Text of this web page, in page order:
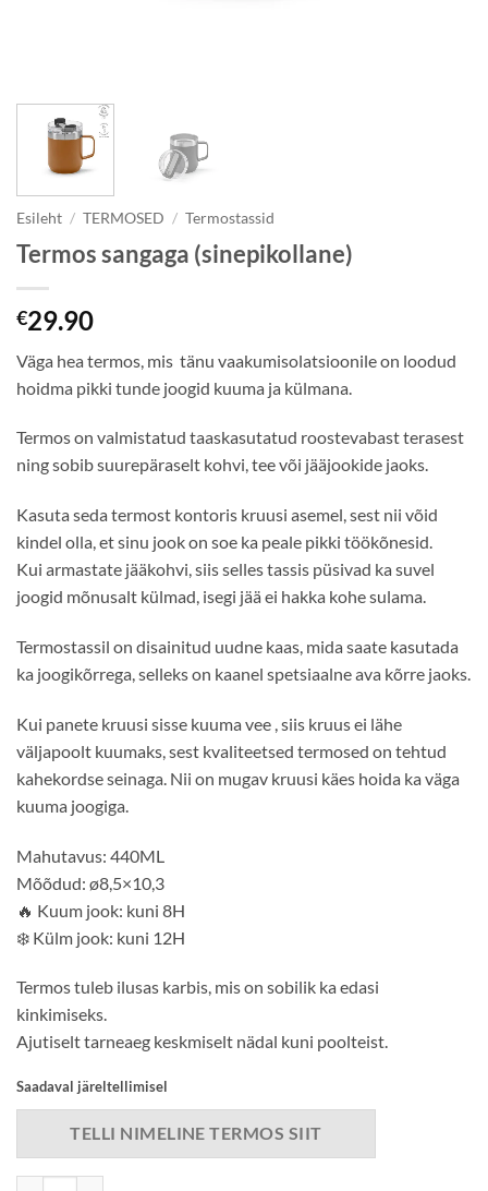
Esileht / TERMOSED / Termostassid
Termos sangaga (sinepikollane)
€29.90
Väga hea termos, mis tänu vaakumisolatsioonile on loodud
hoidma pikki tunde joogid kuuma ja külmana.
Termos on valmistatud taaskasutatud roostevabast terasest
ning sobib suurepäraselt kohvi, tee või jääjookide jaoks.
Kasuta seda termost kontoris kruusi asemel, sest nii võid
kindel olla, et sinu jook on soe ka peale pikki töökõnesid.
Kui armastate jääkohvi, siis selles tassis püsivad ka suvel
joogid mõnusalt külmad, isegi jää ei hakka kohe sulama.
Termostassil on disainitud uudne kaas, mida saate kasutada
ka joogikõrrega, selleks on kaanel spetsiaalne ava kõrre jaoks.
Kui panete kruusi sisse kuuma vee , siis kruus ei lähe
väljapoolt kuumaks, sest kvaliteetsed termosed on tehtud
kahekordse seinaga. Nii on mugav kruusi käes hoida ka väga
kuuma joogiga.
Mahutavus: 440ML
Mõõdud: ø8,5×10,3
🔥 Kuum jook: kuni 8H
❄️ Külm jook: kuni 12H
Termos tuleb ilusas karbis, mis on sobilik ka edasi
kinkimiseks.
Ajutiselt tarneaeg keskmiselt nädal kuni poolteist.
Saadaval järeltellimisel
TELLI NIMELINE TERMOS SIIT